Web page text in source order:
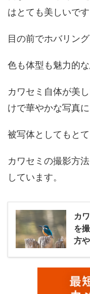
はとても美しいです
目の前でホバリン
色も体型も魅力的な
カワセミ自体が美
けで華やかな写真に
被写体としてもと
カワセミの撮影方
しています。
カ
を
方